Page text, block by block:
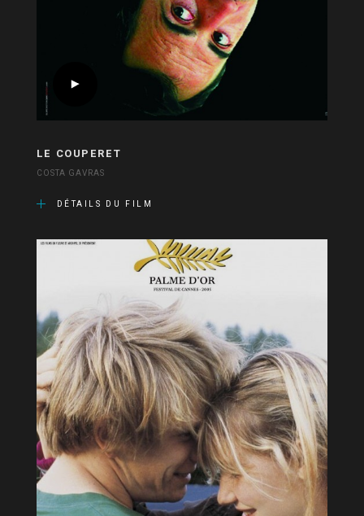
LE COUPERET
COSTA GAVRAS
DÉTAILS DU FILM